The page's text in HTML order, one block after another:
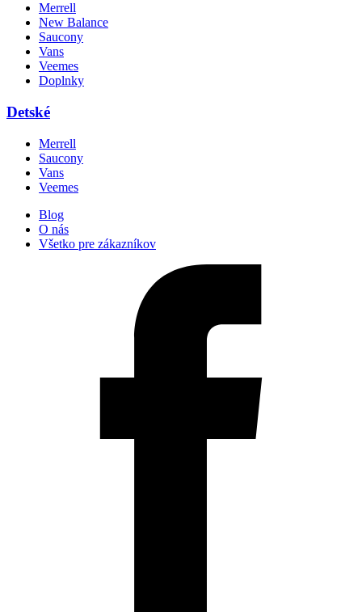
Merrell
New Balance
Saucony
Vans
Veemes
Doplnky
Detské
Merrell
Saucony
Vans
Veemes
Blog
O nás
Všetko pre zákazníkov